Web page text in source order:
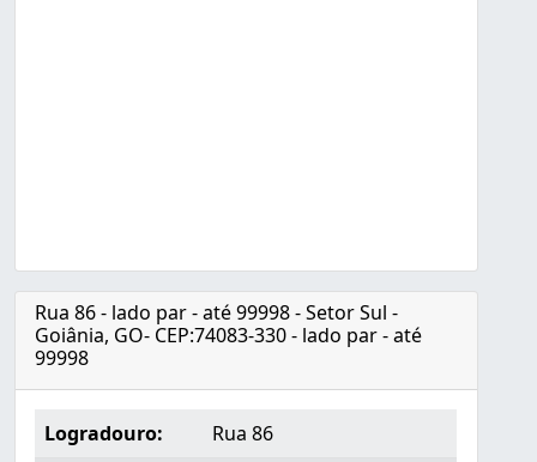
Rua 86 - lado par - até 99998 - Setor Sul -
Goiânia, GO- CEP:74083-330 - lado par - até
99998
Logradouro:
Rua 86